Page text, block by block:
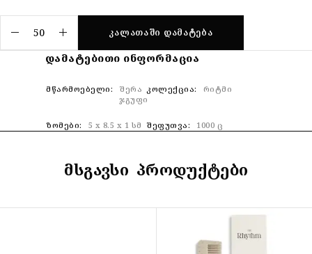
ᲙᲐᲚᲐᲗᲐᲨᲘ ᲓᲐᲛᲐᲢᲔᲑᲐ
ᲓᲐᲛᲐᲢᲔᲑᲘᲗᲘ ᲘᲜᲤᲝᲠᲛᲐᲪᲘᲐ
ᲛᲬᲐᲠᲛᲝᲔᲑᲔᲚᲘ
შერა
ჯგუფი
ᲙᲝᲚᲔᲥᲪᲘᲐ რიტმი
ᲖᲝᲛᲔᲑᲘ 5 x 8.5 x 1 სმ ᲨᲔᲤᲣᲗᲕᲐ 1000 ც
ᲛᲡᲒᲐᲕᲡᲘ ᲞᲠᲝᲓᲣᲥᲢᲔᲑᲘ